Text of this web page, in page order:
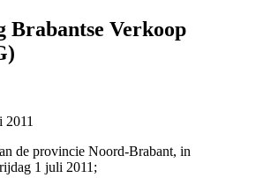
Brabantse Verkoop
2011
de provincie Noord-Brabant, in
1 juli 2011;